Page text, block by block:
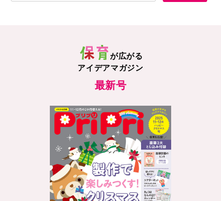
が広がる
アイデアマガジン
最新号